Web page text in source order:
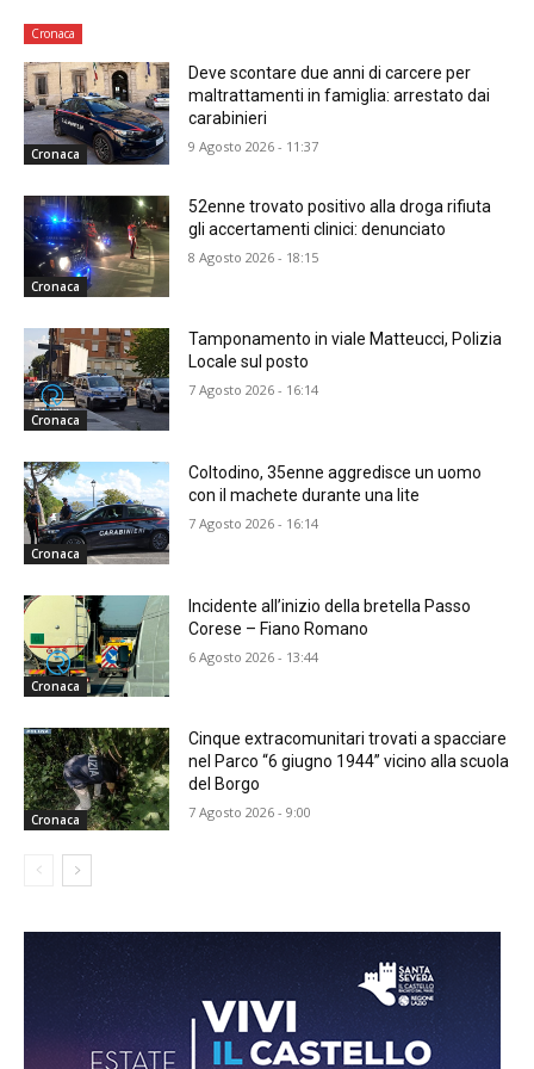
Cronaca
Cronaca
Deve scontare due anni di carcere per
maltrattamenti in famiglia: arrestato dai
carabinieri
9 Agosto 2026 - 11:37
Cronaca
52enne trovato positivo alla droga rifiuta
gli accertamenti clinici: denunciato
8 Agosto 2026 - 18:15
Cronaca
Tamponamento in viale Matteucci, Polizia
Locale sul posto
7 Agosto 2026 - 16:14
Cronaca
Coltodino, 35enne aggredisce un uomo
con il machete durante una lite
7 Agosto 2026 - 16:14
Cronaca
Incidente all’inizio della bretella Passo
Corese – Fiano Romano
6 Agosto 2026 - 13:44
Cronaca
Cinque extracomunitari trovati a spacciare
nel Parco “6 giugno 1944” vicino alla scuola
del Borgo
7 Agosto 2026 - 9:00